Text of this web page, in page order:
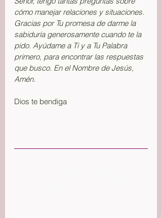
cómo manejar relaciones y situaciones.
Gracias por Tu promesa de darme la
sabiduría generosamente cuando te la
pido. Ayúdame a Ti y a Tu Palabra
primero, para encontrar las respuestas
que busco. En el Nombre de Jesús,
Amén.
Dios te bendiga